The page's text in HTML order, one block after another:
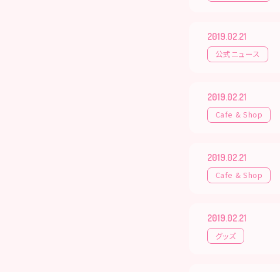
2019.02.21
公式ニュース
2019.02.21
Cafe & Shop
2019.02.21
Cafe & Shop
2019.02.21
グッズ